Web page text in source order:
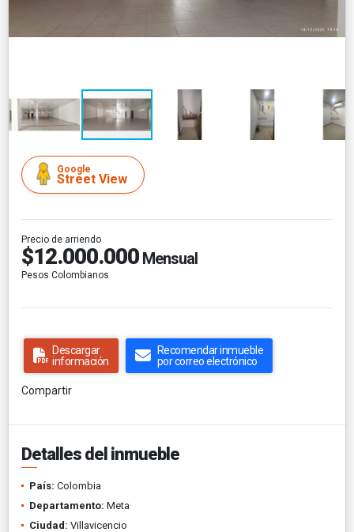
Google
Street View
Precio de arriendo
$12.000.000 Mensual
Pesos Colombianos
Descargar
información
Recomendar inmueble
por correo electrónico
Compartir
Detalles del inmueble
País: Colombia
Departamento: Meta
Ciudad: Villavicencio